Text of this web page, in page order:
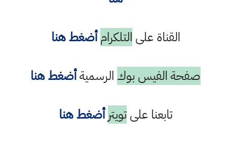
القناة علىالتلكرامأضغط هنا
صفحة الفيس بوك الرسميةأضغط هنا
تابعنا علىتويتر أضغط هنا